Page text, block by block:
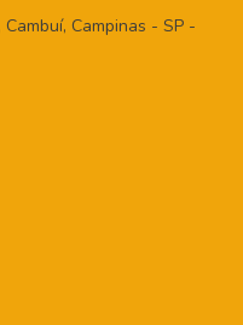
Campinas - SP -